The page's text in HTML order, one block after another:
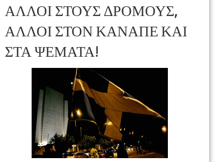
ΑΛΛΟΙ ΣΤΟΥΣ ΔΡΟΜΟΥΣ,
ΑΛΛΟΙ ΣΤΟΝ ΚΑΝΑΠΕ ΚΑΙ
ΣΤΑ ΨΕΜΑΤΑ!